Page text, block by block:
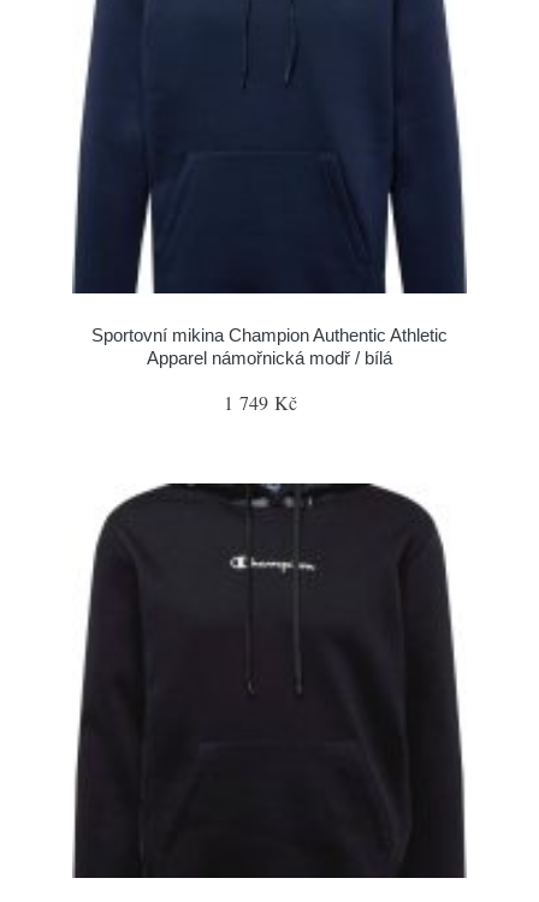
Sportovní mikina Champion Authentic Athletic
Apparel námořnická modř / bílá
1 749 Kč